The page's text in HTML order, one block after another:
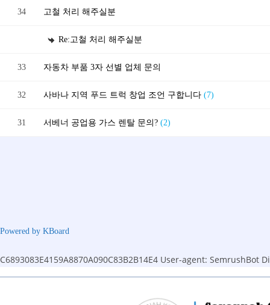
34 고철 처리 해주실분
Re:고철 처리 해주실분
33 자동차 부품 3자 선별 업체 문의
32 사바나 지역 푸드 트럭 창업 조언 구합니다 (7)
31 서베너 공업용 가스 렌탈 문의? (2)
Powered by KBoard
C6893083E4159A8870A090C83B2B14E4 User-agent: SemrushBot
Skip